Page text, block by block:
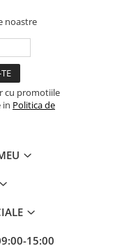
noastre
cu promotiile
in Politica de
15:00